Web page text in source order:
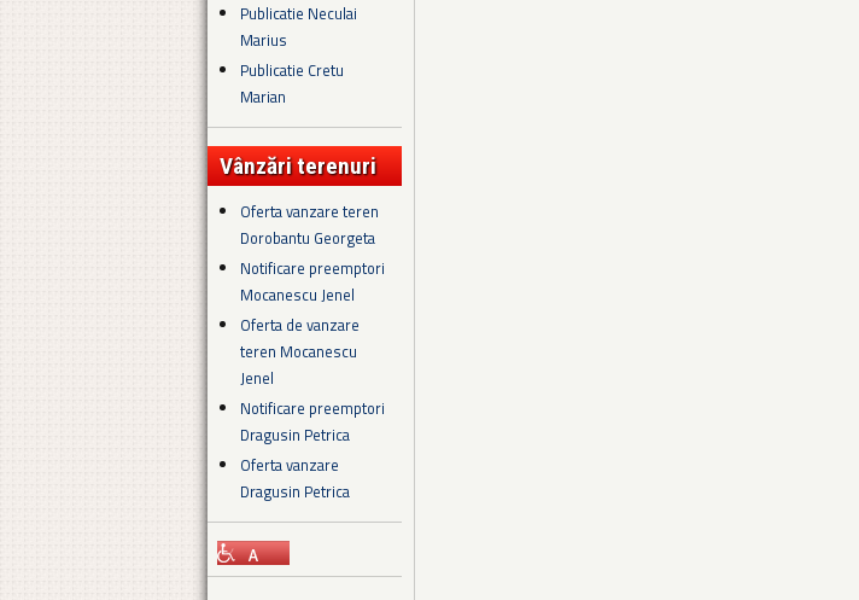
Publicatie Neculai
Marius
Publicatie Cretu
Marian
Vânzări terenuri
Oferta vanzare teren
Dorobantu Georgeta
Notificare preemptori
Mocanescu Jenel
Oferta de vanzare
teren Mocanescu
Jenel
Notificare preemptori
Dragusin Petrica
Oferta vanzare
Dragusin Petrica